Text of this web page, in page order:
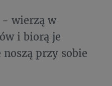
wierzą w
i biorą je
przy sobie